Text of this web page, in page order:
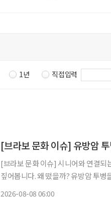
1년 직접입력
[브라보 문화 이슈] 유방암
[브라보 문화 이슈] 시니어와 연결되
짚어봅니다. 왜 떴을까? 유방암 투병을 겪고 지난해 방송에 복귀한 개그우먼 박미선이 더욱
2026-08-08 06:00